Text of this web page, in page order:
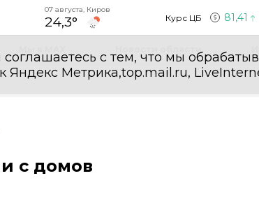
07 августа, Киров
24,3° Курс ЦБ 81,41
соглашаетесь с тем, что мы
Метрика,top.mail.ru,
с домов